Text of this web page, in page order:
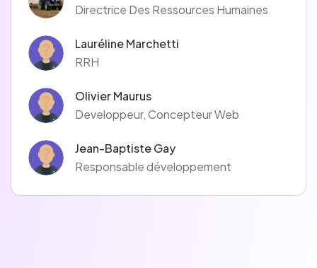
Directrice Des Ressources Humaines
Lauréline Marchetti
RRH
Olivier Maurus
Developpeur, Concepteur Web
Jean-Baptiste Gay
Responsable développement